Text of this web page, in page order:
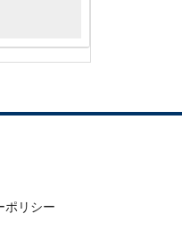
ポリシー